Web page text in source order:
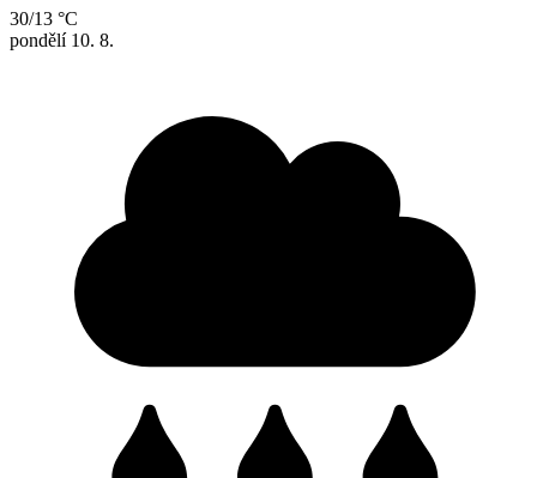
30/13 °C
pondělí 10. 8.